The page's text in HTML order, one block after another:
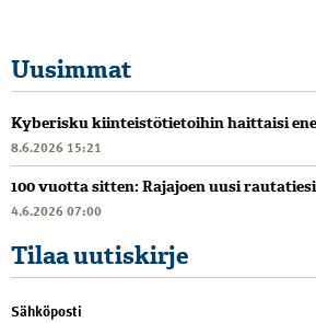
Uusimmat
Kyberisku kiinteistötietoihin haittaisi
8.6.2026 15:21
100 vuotta sitten: Rajajoen uusi
4.6.2026 07:00
Tilaa uutiskirje
Sähköposti